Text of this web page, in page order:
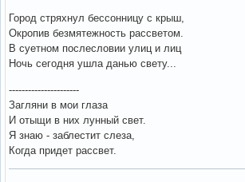
Город стряхнул бессонницу с крыш,
Окропив безмятежность рассветом.
В суетном послесловии улиц и лиц
Ночь сегодня ушла данью свету...
----------------------
Загляни в мои глаза
И отыщи в них лунный свет.
Я знаю - заблестит слеза,
Когда придет рассвет.